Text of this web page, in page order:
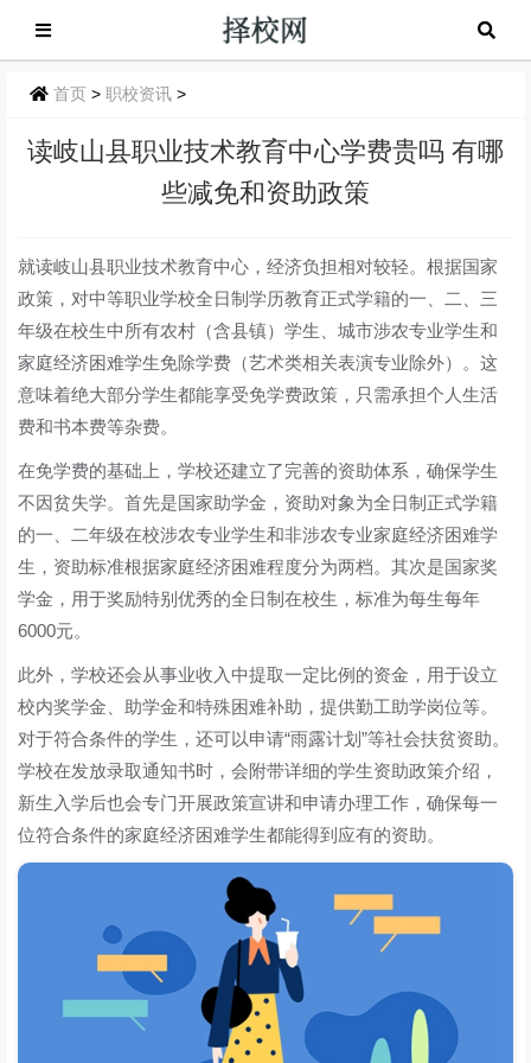
首页 >职校资讯 >
读岐山县职业技术教育中心学费贵吗 有哪
些减免和资助政策
就读岐山县职业技术教育中心，经济负担相对较轻。根据国家
政策，对中等职业学校全日制学历教育正式学籍的一、二、三
年级在校生中所有农村（含县镇）学生、城市涉农专业学生和
家庭经济困难学生免除学费（艺术类相关表演专业除外）。这
意味着绝大部分学生都能享受免学费政策，只需承担个人生活
费和书本费等杂费。
在免学费的基础上，学校还建立了完善的资助体系，确保学生
不因贫失学。首先是国家助学金，资助对象为全日制正式学籍
的一、二年级在校涉农专业学生和非涉农专业家庭经济困难学
生，资助标准根据家庭经济困难程度分为两档。其次是国家奖
学金，用于奖励特别优秀的全日制在校生，标准为每生每年
6000元。
此外，学校还会从事业收入中提取一定比例的资金，用于设立
校内奖学金、助学金和特殊困难补助，提供勤工助学岗位等。
对于符合条件的学生，还可以申请“雨露计划”等社会扶贫资助。
学校在发放录取通知书时，会附带详细的学生资助政策介绍，
新生入学后也会专门开展政策宣讲和申请办理工作，确保每一
位符合条件的家庭经济困难学生都能得到应有的资助。